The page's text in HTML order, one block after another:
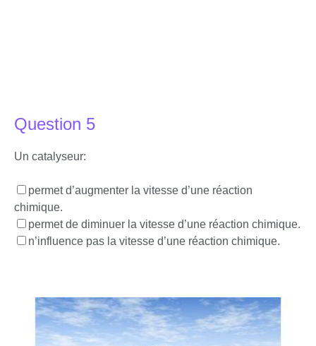
Question 5
Un catalyseur:
permet d’augmenter la vitesse d’une réaction
chimique.
permet de diminuer la vitesse d’une réaction chimique.
n’influence pas la vitesse d’une réaction chimique.